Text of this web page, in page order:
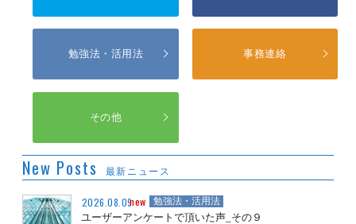
勉強法・活用法 事務連絡
その他
New Posts 最新ニュース
2026.08.09new 勉強法・活用法
ユーザーアンケートで頂いた声_その９